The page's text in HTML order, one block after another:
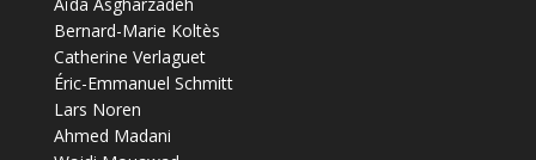
Bernard-Marie Koltès
Catherine Verlaguet
Éric-Emmanuel Schmitt
Lars Noren
Ahmed Madani